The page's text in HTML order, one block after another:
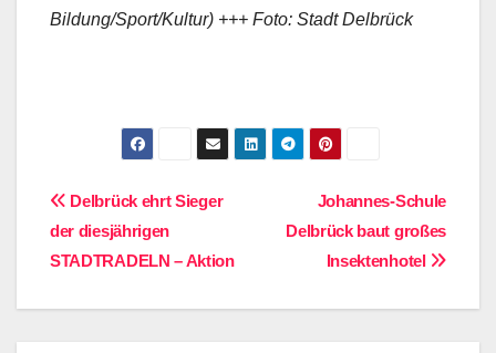
Bildung/Sport/Kultur) +++ Foto: Stadt Delbrück
BeitragsnavigationJohannes-Schule
Delbrück baut großes
Insektenhotel
Delbrück ehrt Sieger
der diesjährigen
STADTRADELN – Aktion